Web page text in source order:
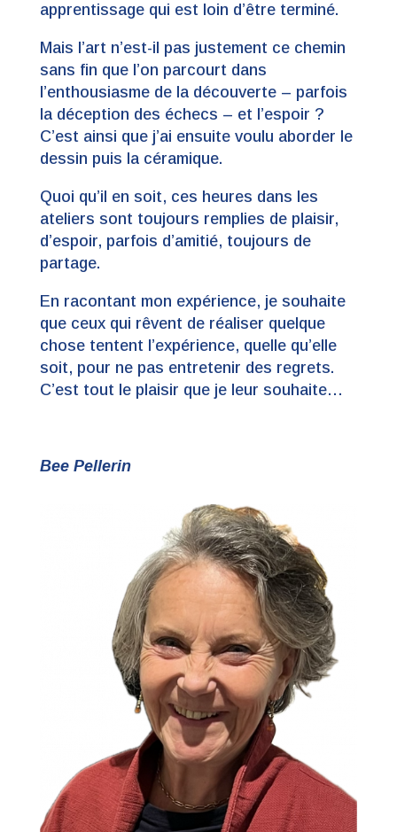
apprentissage qui est loin d’être terminé.
Mais l’art n’est-il pas justement ce chemin
sans fin que l’on parcourt dans
l’enthousiasme de la découverte – parfois
la déception des échecs – et l’espoir ?
C’est ainsi que j’ai ensuite voulu aborder le
dessin puis la céramique.
Quoi qu’il en soit, ces heures dans les
ateliers sont toujours remplies de plaisir,
d’espoir, parfois d’amitié, toujours de
partage.
En racontant mon expérience, je souhaite
que ceux qui rêvent de réaliser quelque
chose tentent l’expérience, quelle qu’elle
soit, pour ne pas entretenir des regrets.
C’est tout le plaisir que je leur souhaite…
Bee Pellerin